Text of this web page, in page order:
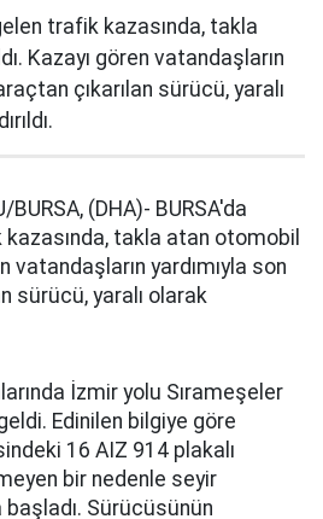
trafik kazasında, takla
Kazayı gören vatandaşların
çıkarılan sürücü, yaralı
BURSA, (DHA)- BURSA'da
takla atan otomobil
vatandaşların yardımıyla son
sürücü, yaralı olarak
İzmir yolu Sırameşeler
Edinilen bilgiye göre
16 AIZ 914 plakalı
bir nedenle seyir
Sürücüsünün